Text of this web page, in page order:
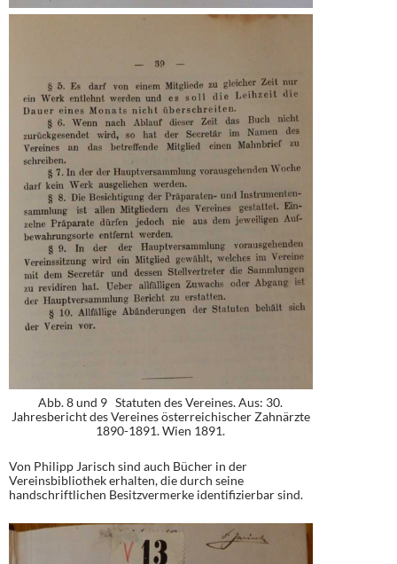
Abb. 8 und 9 Statuten des Vereines. Aus: 30.
Jahresbericht des Vereines österreichischer Zahnärzte
1890-1891. Wien 1891.
Von Philipp Jarisch sind auch Bücher in der
Vereinsbibliothek erhalten, die durch seine
handschriftlichen Besitzvermerke identifizierbar sind.